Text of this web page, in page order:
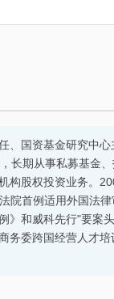
、国资基金研究中
长期从事私募基金
构股权投资业务。
院首例适用外国法
和威科先行"要案
务委跨国经营人才